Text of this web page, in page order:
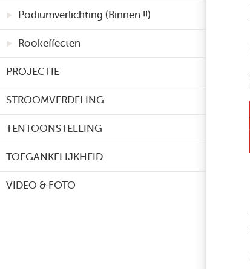
Podiumverlichting (Binnen !!)
Rookeffecten
PROJECTIE
STROOMVERDELING
TENTOONSTELLING
TOEGANKELIJKHEID
VIDEO & FOTO